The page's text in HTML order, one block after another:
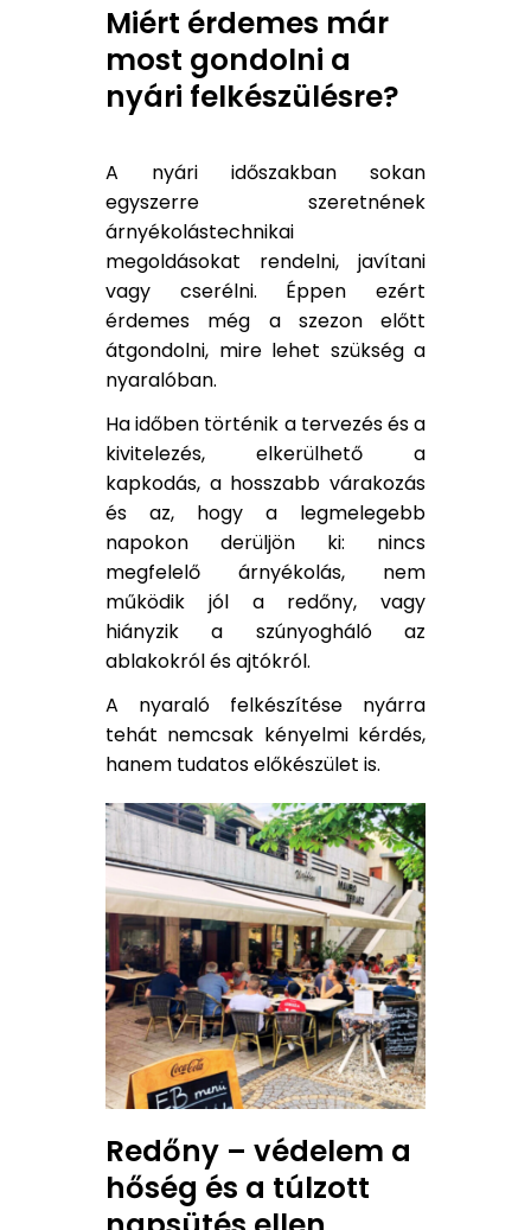
Miért érdemes már
most gondolni a
nyári felkészülésre?
A nyári időszakban sokan
egyszerre szeretnének
árnyékolástechnikai
megoldásokat rendelni, javítani
vagy cserélni. Éppen ezért
érdemes még a szezon előtt
átgondolni, mire lehet szükség a
nyaralóban.
Ha időben történik a tervezés és a
kivitelezés, elkerülhető a
kapkodás, a hosszabb várakozás
és az, hogy a legmelegebb
napokon derüljön ki: nincs
megfelelő árnyékolás, nem
működik jól a redőny, vagy
hiányzik a szúnyogháló az
ablakokról és ajtókról.
A nyaraló felkészítése nyárra
tehát nemcsak kényelmi kérdés,
hanem tudatos előkészület is.
Redőny – védelem a
hőség és a túlzott